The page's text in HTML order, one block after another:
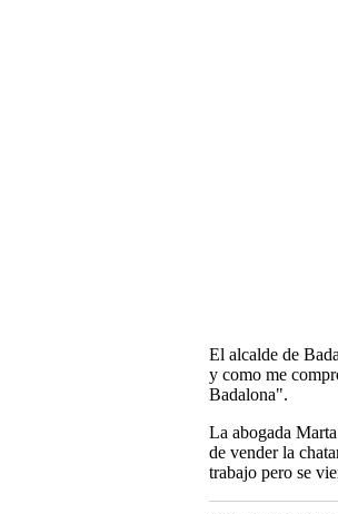
El alcalde de
y como me
Badalona".
La abogada
de vender la
trabajo pero se